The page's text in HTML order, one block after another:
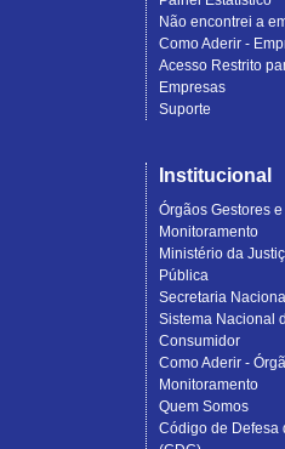
Não encontrei a
Como Aderir -
Acesso Restrito
Empresas
Suporte
Institucional
Órgãos Gestores e
Monitoramento
Ministério da
Pública
Secretaria
Sistema Nacional
Consumidor
Como Aderir -
Monitoramento
Quem Somos
Código de Defesa